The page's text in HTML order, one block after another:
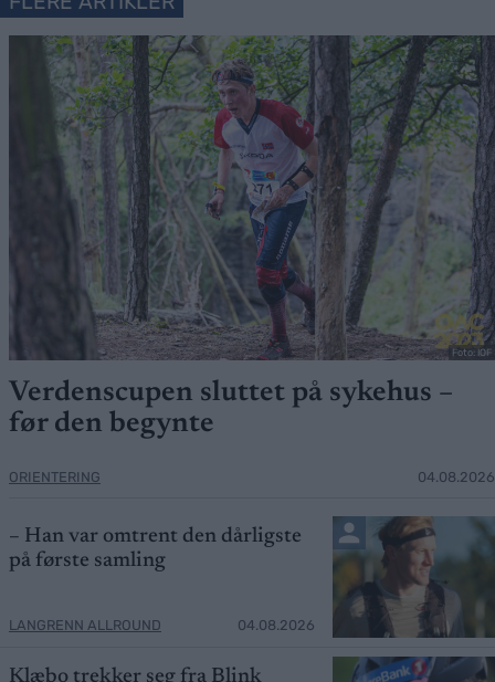
Foto: IOF
Verdenscupen sluttet på sykehus –
før den begynte
ORIENTERING 04.08.2026
– Han var omtrent den dårligste
på første samling
LANGRENN ALLROUND 04.08.2026
Klæbo trekker seg fra Blink